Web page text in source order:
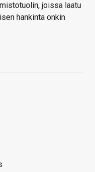
joissa laatu
hankinta onkin